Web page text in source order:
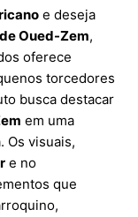
e deseja
Oued-Zem,
oferece
torcedores
busca destacar
em uma
Os visuais,
e no
que